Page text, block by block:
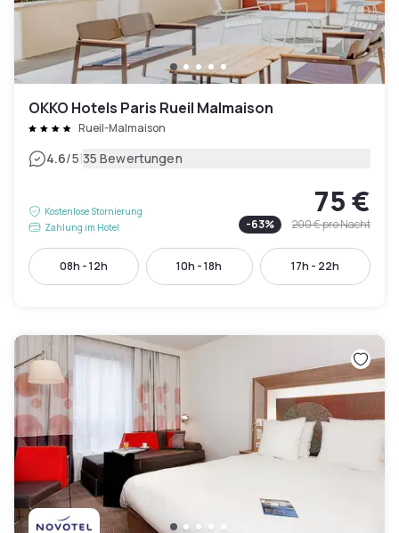
OKKO Hotels Paris Rueil Malmaison
Rueil-Malmaison
4.6/5|35 Bewertungen
Kostenlose Stornierung
Zahlung im Hotel
75 €
-63% 200 €pro Nacht
08h - 12h 10h - 18h 17h - 22h